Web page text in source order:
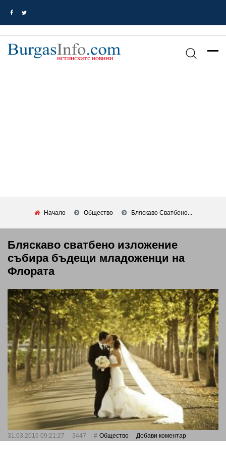
Начало Общество Бляскаво Сватбено...
Бляскаво сватбено изложение
събира бъдещи младоженци на
Флората
31.03.2016 09:21:27 3447 Общество Добави коментар